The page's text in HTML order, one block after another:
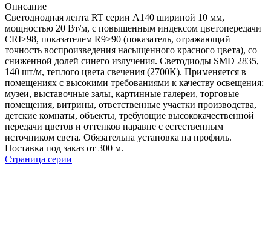
Описание
Светодиодная лента RT серии A140 шириной 10 мм,
мощностью 20 Вт/м, с повышенным индексом цветопередачи
CRI>98, показателем R9>90 (показатель, отражающий
точность воспроизведения насыщенного красного цвета), со
сниженной долей синего излучения. Светодиоды SMD 2835,
140 шт/м, теплого цвета свечения (2700K). Применяется в
помещениях с высокими требованиями к качеству освещения:
музеи, выставочные залы, картинные галереи, торговые
помещения, витрины, ответственные участки производства,
детские комнаты, объекты, требующие высококачественной
передачи цветов и оттенков наравне с естественным
источником света. Обязательна установка на профиль.
Поставка под заказ от 300 м.
Страница серии